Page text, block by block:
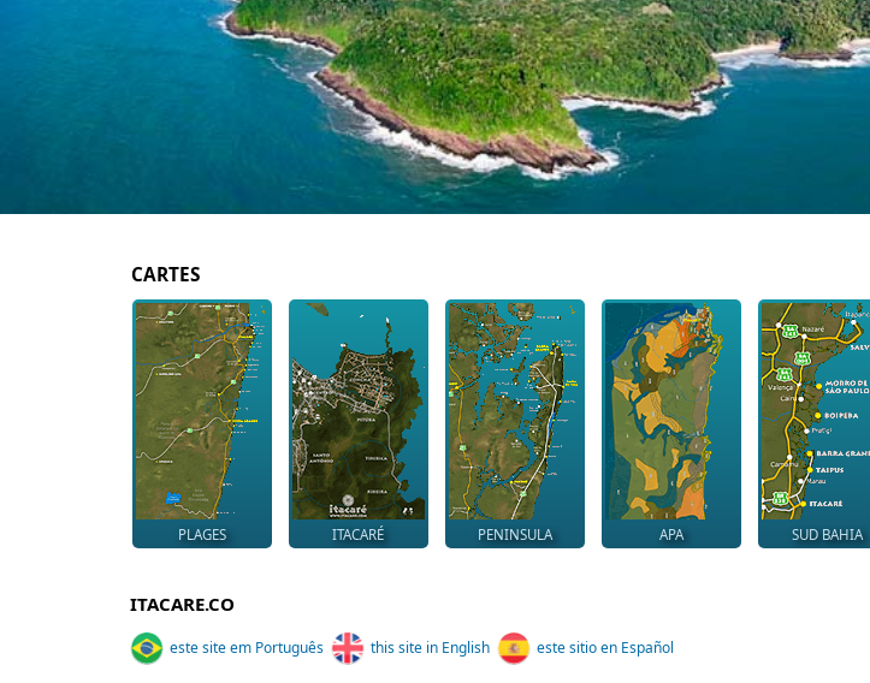
CARTES
PLAGES ITACARÉ PENINSULA APA SUD BAHIA
ITACARE.CO
este site em Português this site in English este sitio en Español